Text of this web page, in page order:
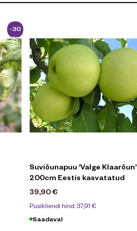
-30
%
Suviõunapuu ‘Valge
200cm Eestis kasvatatud
39,90€
Püsikliendi hind:37,91 €
Saadaval